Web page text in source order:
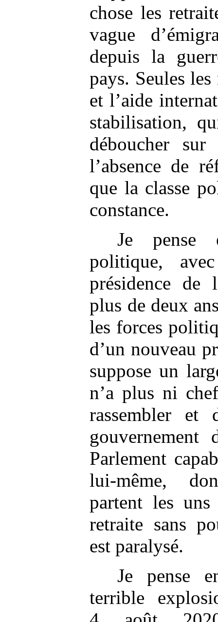
chose les
vague
depuis la
pays. Seules
et l’aide
stabilisation,
déboucher sur
l’absence de
que la classe
constance.
Je pense
politique,
présidence de
plus de deux
les forces
d’un nouveau
suppose un
n’a plus ni
rassembler et
Parlement
lui-même,
partent les
retraite sans
est paralysé.
Je pense
terrible